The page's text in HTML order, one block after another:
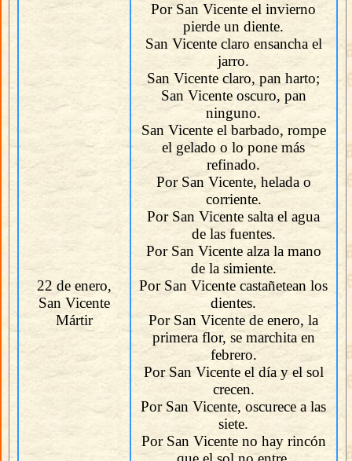
22 de enero,
San Vicente
Mártir
Por San Vicente el invierno
pierde un diente.
San Vicente claro ensancha el
jarro.
San Vicente claro, pan harto;
San Vicente oscuro, pan
ninguno.
San Vicente el barbado, rompe
el gelado o lo pone más
refinado.
Por San Vicente, helada o
corriente.
Por San Vicente salta el agua
de las fuentes.
Por San Vicente alza la mano
de la simiente.
Por San Vicente castañetean los
dientes.
Por San Vicente de enero, la
primera flor, se marchita en
febrero.
Por San Vicente el día y el sol
crecen.
Por San Vicente, oscurece a las
siete.
Por San Vicente no hay rincón